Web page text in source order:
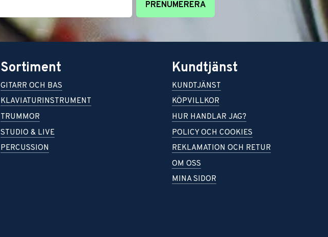
PRENUMERERA
Sortiment
GITARR OCH BAS
KLAVIATURINSTRUMENT
TRUMMOR
STUDIO & LIVE
PERCUSSION
Kundtjänst
KUNDTJÄNST
KÖPVILLKOR
HUR HANDLAR JAG?
POLICY OCH COOKIES
REKLAMATION OCH RETUR
OM OSS
MINA SIDOR